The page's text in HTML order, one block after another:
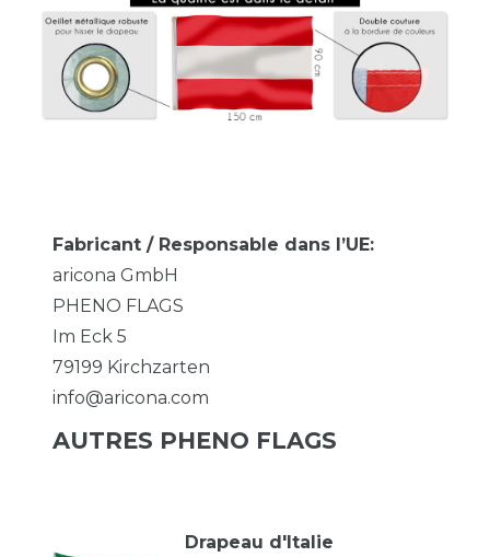
Fabricant / Responsable dans l’UE:
aricona GmbH
PHENO FLAGS
Im Eck 5
79199 Kirchzarten
info@aricona.com
AUTRES PHENO FLAGS
Drapeau d'Italie